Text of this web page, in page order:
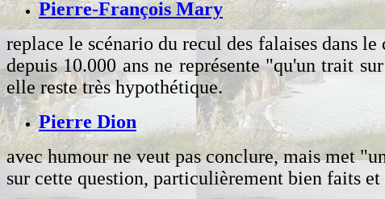
Pierre-François Mary
replace le scénario du recul des falaises dans
depuis 10.000 ans ne représente "qu'un trait
elle reste très hypothétique.
Pierre Dion
avec humour ne veut pas conclure, mais met
sur cette question, particulièrement bien faits et